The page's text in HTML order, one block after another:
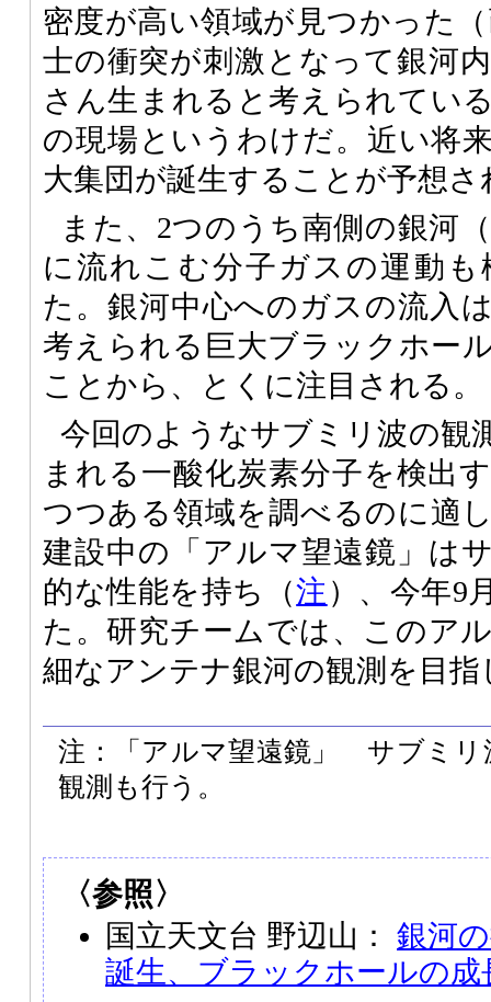
密度が高い領域が見つかった
士の衝突が刺激となって銀河
さん生まれると考えられてい
の現場というわけだ。近い将
大集団が誕生することが予想さ
また、2つのうち南側の銀河
に流れこむ分子ガスの運動
た。銀河中心へのガスの流入
考えられる巨大ブラックホー
ことから、とくに注目される。
今回のようなサブミリ波の観
まれる一酸化炭素分子を検出
つつある領域を調べるのに適
建設中の「アルマ望遠鏡」は
的な性能を持ち（注 ）、今年9
た。研究チームでは、このア
細なアンテナ銀河の観測を目指
注：「アルマ望遠鏡」 サブミリ
観測も行う。
〈参照〉
国立天文台 野辺山： 銀河
誕生、ブラックホールの成